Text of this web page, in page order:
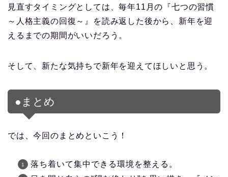
見直すタイミングとしては、毎年11月の『七つの習慣
～人格主義の回復～』を読み返した後から、新年を迎
えるまでの期間がいいだろう。
そして、新たな気持ちで新年を迎えてほしいと思う。
●まとめ
では、今回のまとめといこう！
落ち着いて集中できる環境を整える。